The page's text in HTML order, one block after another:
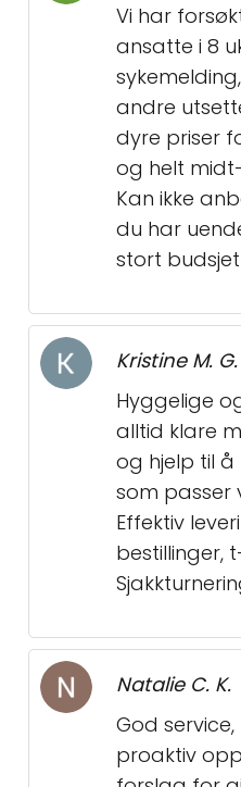
Vi har
ansatte i 8
andre
dyre priser
og helt
Kan ikke
du har
stort
Kristine M. G.
Hyggelige
alltid klare
og hjelp til
som passer
Effektiv
bestillinger,
Natalie C. K.
God
proaktiv